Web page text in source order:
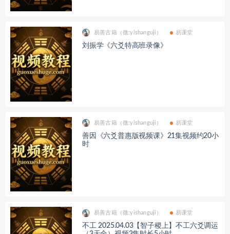
易善古籍（微:yishanguji） 易课堂
刘振学《六爻特高班录像》
易善古籍（微:yishanguji） 易课堂
善因《六爻普惠版视频课》21集视频约20小
时
易善古籍（微:yishanguji） 易课堂
不工 2025.04.03【智子稷上】不工六爻调运